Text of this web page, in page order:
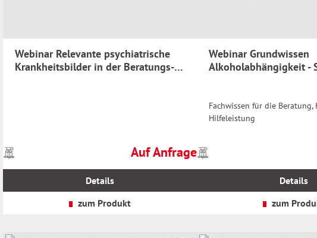
Webinar Relevante psychiatrische
Krankheitsbilder in der Beratungs-
Regulärer Preis:
Auf Anfrage
Preise
inkl.
Details
zum Produkt
Webinar Grundwissen
Alkoholabhängigkeit -
Fachwissen für die
Hilfeleistung
Preise
inkl.
Details
zum